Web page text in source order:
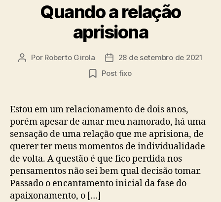
Quando a relação
aprisiona
Autor
Por Roberto Girola
Data28 de setembro de 2021
Post fixo
Estou em um relacionamento de dois anos,
porém apesar de amar meu namorado, há uma
sensação de uma relação que me aprisiona, de
querer ter meus momentos de individualidade
de volta. A questão é que fico perdida nos
pensamentos não sei bem qual decisão tomar.
Passado o encantamento inicial da fase do
apaixonamento, o […]